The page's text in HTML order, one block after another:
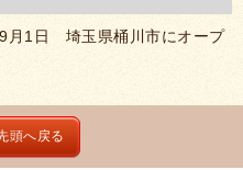
月1日 埼玉県桶川市にオープ
頭へ戻る